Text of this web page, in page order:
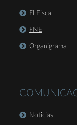
El Fiscal
FNE
Organigrama
Noticias